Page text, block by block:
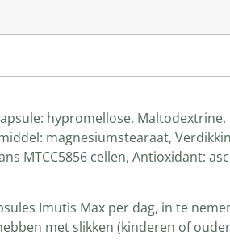
hypromellose,
magnesiumstearaat,
MTCC5856 cellen, Antioxidant:
Imutis Max per dag, in te
met slikken (kinderen of